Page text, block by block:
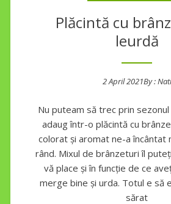
Plăcintă cu
leurdă
2 April 2021By :Nati
Nu puteam să trec prin
adaug într-o plăcintă cu
colorat și aromat ne-a încântat
rând. Mixul de brânzeturi îl
vă place și în funcție de ce
merge bine și urda. Totul e să
sărat